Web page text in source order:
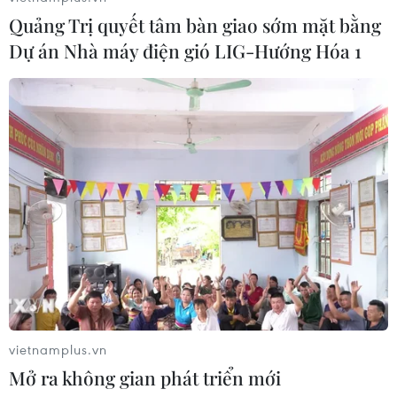
Hà Nội thúc đẩy phát triển nhà ở xã
hội giai đoạn 2026-2030
20/07/2026 13:59
Xem thêm
CƠ QUAN CHỦ QUẢN: THÔNG TẤN XÃ VIỆT NAM
Tổng Biên tập: TRẦN TIẾN DUẨN
Phó Tổng Biên tập: NGUYỄN THỊ TÁM, KHÚC THANH
Quảng Trị quyết tâm bàn giao sớm mặt bằng
Dự án Nhà máy điện gió LIG-Hướng Hóa 1
vietnamplus.vn
Mở ra không gian phát triển mới